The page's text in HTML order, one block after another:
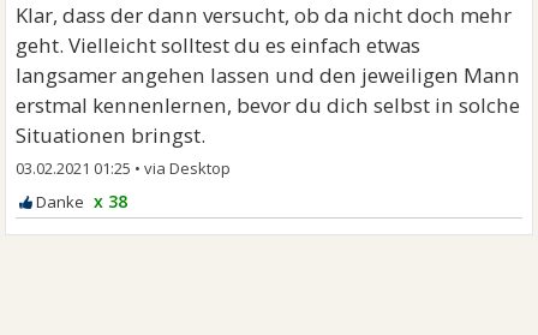
Klar, dass der dann versucht, ob da nicht doch mehr
geht. Vielleicht solltest du es einfach etwas
langsamer angehen lassen und den jeweiligen Mann
erstmal kennenlernen, bevor du dich selbst in solche
Situationen bringst.
03.02.2021 01:25 •
x 38